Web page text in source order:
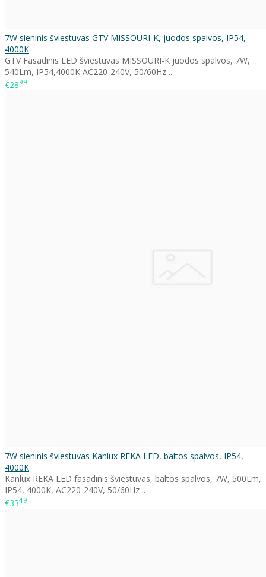
7W sieninis šviestuvas GTV MISSOURI-K, juodos spalvos, IP54,
4000K
GTV Fasadinis LED šviestuvas MISSOURI-K juodos spalvos, 7W,
540Lm, IP54,4000K AC220-240V, 50/60Hz ..
€2899
7W sieninis šviestuvas Kanlux REKA LED, baltos spalvos, IP54,
4000K
Kanlux REKA LED fasadinis šviestuvas, baltos spalvos, 7W, 500Lm,
IP54, 4000K, AC220-240V, 50/60Hz ..
€3349